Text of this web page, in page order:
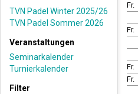
TVN Padel Winter 2025/26
TVN Padel Sommer 2026
Veranstaltungen
Seminarkalender
Turnierkalender
Filter
Fr.
Fr.
Fr.
Fr.